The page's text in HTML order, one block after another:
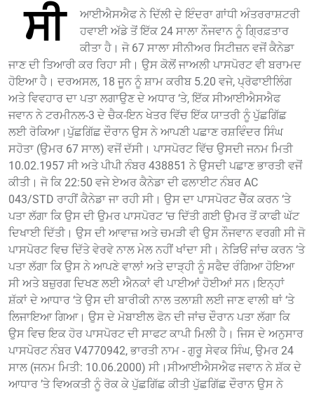
ਸੀ
ਆਈਐਸਐਫ ਨੇ ਦਿੱਲੀ ਦੇ ਇੰਦਰਾ ਗਾਂਧੀ ਅੰਤਰਰਾਸ਼ਟਰੀ
ਹਵਾਈ ਅੱਡੇ ਤੋਂ ਇੱਕ 24 ਸਾਲਾ ਨੌਜਵਾਨ ਨੂੰ ਗ੍ਰਿਫ਼ਤਾਰ
ਕੀਤਾ ਹੈ। ਜੋ 67 ਸਾਲਾ ਸੀਨੀਅਰ ਸਿਟੀਜ਼ਨ ਵਜੋਂ ਕੈਨੇਡਾ
ਜਾਣ ਦੀ ਤਿਆਰੀ ਕਰ ਰਿਹਾ ਸੀ। ਉਸ ਕੋਲੋਂ ਜਾਅਲੀ ਪਾਸਪੋਰਟ ਵੀ ਬਰਾਮਦ
ਹੋਇਆ ਹੈ। ਦਰਅਸਲ, 18 ਜੂਨ ਨੂੰ ਸ਼ਾਮ ਕਰੀਬ 5.20 ਵਜੇ, ਪ੍ਰੋਫਾਈਲਿੰਗ
ਅਤੇ ਵਿਵਹਾਰ ਦਾ ਪਤਾ ਲਗਾਉਣ ਦੇ ਅਧਾਰ ‘ਤੇ, ਇੱਕ ਸੀਆਈਐਸਐਫ
ਜਵਾਨ ਨੇ ਟਰਮੀਨਲ-3 ਦੇ ਚੈਕ-ਇਨ ਖੇਤਰ ਵਿੱਚ ਇੱਕ ਯਾਤਰੀ ਨੂੰ ਪੁੱਛਗਿੱਛ
ਲਈ ਰੋਕਿਆ।ਪੁੱਛਗਿੱਛ ਦੌਰਾਨ ਉਸ ਨੇ ਆਪਣੀ ਪਛਾਣ ਰਸ਼ਵਿੰਦਰ ਸਿੰਘ
ਸਹੋਤਾ (ਉਮਰ 67 ਸਾਲ) ਵਜੋਂ ਦੱਸੀ। ਪਾਸਪੋਰਟ ਵਿੱਚ ਉਸਦੀ ਜਨਮ ਮਿਤੀ
10.02.1957 ਸੀ ਅਤੇ ਪੀਪੀ ਨੰਬਰ 438851 ਨੇ ਉਸਦੀ ਪਛਾਣ ਭਾਰਤੀ ਵਜੋਂ
ਕੀਤੀ। ਜੋ ਕਿ 22:50 ਵਜੇ ਏਅਰ ਕੈਨੇਡਾ ਦੀ ਫਲਾਈਟ ਨੰਬਰ AC
043/STD ਰਾਹੀਂ ਕੈਨੇਡਾ ਜਾ ਰਹੀ ਸੀ। ਉਸ ਦਾ ਪਾਸਪੋਰਟ ਚੈੱਕ ਕਰਨ ‘ਤੇ
ਪਤਾ ਲੱਗਾ ਕਿ ਉਸ ਦੀ ਉਮਰ ਪਾਸਪੋਰਟ ‘ਚ ਦਿੱਤੀ ਗਈ ਉਮਰ ਤੋਂ ਕਾਫੀ ਘੱਟ
ਦਿਖਾਈ ਦਿੱਤੀ। ਉਸ ਦੀ ਆਵਾਜ਼ ਅਤੇ ਚਮੜੀ ਵੀ ਉਸ ਨੌਜਵਾਨ ਵਰਗੀ ਸੀ ਜੋ
ਪਾਸਪੋਰਟ ਵਿਚ ਦਿੱਤੇ ਵੇਰਵੇ ਨਾਲ ਮੇਲ ਨਹੀਂ ਖਾਂਦਾ ਸੀ। ਨੇੜਿਓਂ ਜਾਂਚ ਕਰਨ ‘ਤੇ
ਪਤਾ ਲੱਗਾ ਕਿ ਉਸ ਨੇ ਆਪਣੇ ਵਾਲਾਂ ਅਤੇ ਦਾੜ੍ਹੀ ਨੂੰ ਸਫੈਦ ਰੰਗਿਆ ਹੋਇਆ
ਸੀ ਅਤੇ ਬਜ਼ੁਰਗ ਦਿਖਣ ਲਈ ਐਨਕਾਂ ਵੀ ਪਾਈਆਂ ਹੋਈਆਂ ਸਨ।ਇਨ੍ਹਾਂ
ਸ਼ੱਕਾਂ ਦੇ ਆਧਾਰ ‘ਤੇ ਉਸ ਦੀ ਬਾਰੀਕੀ ਨਾਲ ਤਲਾਸ਼ੀ ਲਈ ਜਾਣ ਵਾਲੀ ਥਾਂ ‘ਤੇ
ਲਿਜਾਇਆ ਗਿਆ। ਉਸ ਦੇ ਮੋਬਾਈਲ ਫੋਨ ਦੀ ਜਾਂਚ ਦੌਰਾਨ ਪਤਾ ਲੱਗਾ ਕਿ
ਉਸ ਵਿਚ ਇਕ ਹੋਰ ਪਾਸਪੋਰਟ ਦੀ ਸਾਫਟ ਕਾਪੀ ਮਿਲੀ ਹੈ। ਜਿਸ ਦੇ ਅਨੁਸਾਰ
ਪਾਸਪੋਰਟ ਨੰਬਰ V4770942, ਭਾਰਤੀ ਨਾਮ - ਗੁਰੂ ਸੇਵਕ ਸਿੰਘ, ਉਮਰ 24
ਸਾਲ (ਜਨਮ ਮਿਤੀ: 10.06.2000) ਸੀ।ਸੀਆਈਐਸਐਫ ਜਵਾਨ ਨੇ ਸ਼ੱਕ ਦੇ
ਆਧਾਰ ’ਤੇ ਵਿਅਕਤੀ ਨੂੰ ਰੋਕ ਕੇ ਪੁੱਛਗਿੱਛ ਕੀਤੀ ਪੁੱਛਗਿੱਛ ਦੌਰਾਨ ਉਸ ਨੇ